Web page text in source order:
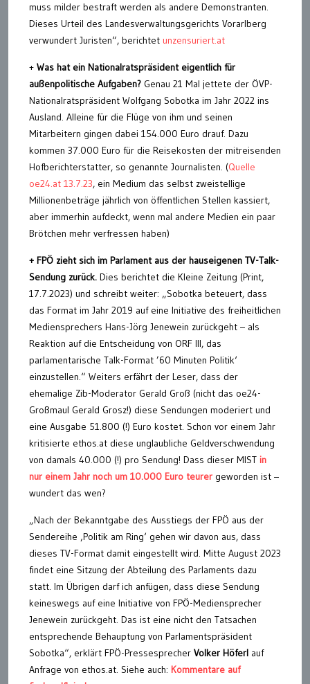
muss milder bestraft werden als andere Demonstranten.
Dieses Urteil des Landesverwaltungsgerichts Vorarlberg
verwundert Juristen“, berichtet unzensuriert.at
+ Was hat ein Nationalratspräsident eigentlich für
außenpolitische Aufgaben? Genau 21 Mal jettete der ÖVP-
Nationalratspräsident Wolfgang Sobotka im Jahr 2022 ins
Ausland. Alleine für die Flüge von ihm und seinen
Mitarbeitern gingen dabei 154.000 Euro drauf. Dazu
kommen 37.000 Euro für die Reisekosten der mitreisenden
Hofberichterstatter, so genannte Journalisten. (Quelle
oe24.at 13.7.23, ein Medium das selbst zweistellige
Millionenbeträge jährlich von öffentlichen Stellen kassiert,
aber immerhin aufdeckt, wenn mal andere Medien ein paar
Brötchen mehr verfressen haben)
+ FPÖ zieht sich im Parlament aus der hauseigenen TV-Talk-
Sendung zurück. Dies berichtet die Kleine Zeitung (Print,
17.7.2023) und schreibt weiter: „Sobotka beteuert, dass
das Format im Jahr 2019 auf eine Initiative des freiheitlichen
Mediensprechers Hans-Jörg Jenewein zurückgeht – als
Reaktion auf die Entscheidung von ORF III, das
parlamentarische Talk-Format ’60 Minuten Politik‘
einzustellen.“ Weiters erfährt der Leser, dass der
ehemalige Zib-Moderator Gerald Groß (nicht das oe24-
Großmaul Gerald Grosz!) diese Sendungen moderiert und
eine Ausgabe 51.800 (!) Euro kostet. Schon vor einem Jahr
kritisierte ethos.at diese unglaubliche Geldverschwendung
von damals 40.000 (!) pro Sendung! Dass dieser MIST in
nur einem Jahr noch um 10.000 Euro teurer geworden ist –
wundert das wen?
„Nach der Bekanntgabe des Ausstiegs der FPÖ aus der
Sendereihe ‚Politik am Ring‘ gehen wir davon aus, dass
dieses TV-Format damit eingestellt wird. Mitte August 2023
findet eine Sitzung der Abteilung des Parlaments dazu
statt. Im Übrigen darf ich anfügen, dass diese Sendung
keineswegs auf eine Initiative von FPÖ-Mediensprecher
Jenewein zurückgeht. Das ist eine nicht den Tatsachen
entsprechende Behauptung von Parlamentspräsident
Sobotka“, erklärt FPÖ-Pressesprecher Volker Höferl auf
Anfrage von ethos.at. Siehe auch: Kommentare auf